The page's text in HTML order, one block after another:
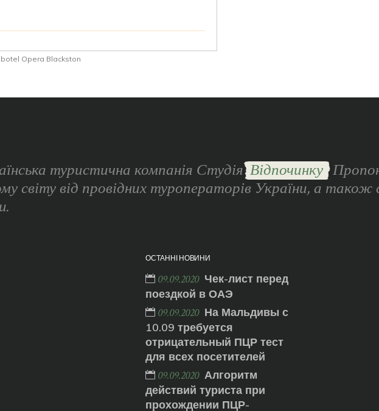
Opera Blackston
туристична компанія СтудіяВідпочинку
світу від провідних туроператорів України, а також
ОСТАННІ НОВИНИ
09.09.2020 Чек-лист перед
поездкой в ОАЭ
09.09.2020 На Мальдивы с
10.09 требуется
отрицательный ПЦР тест
для всех посетителей
09.09.2020 Алгоритм
действий туриста при
прохождении ПЦР-